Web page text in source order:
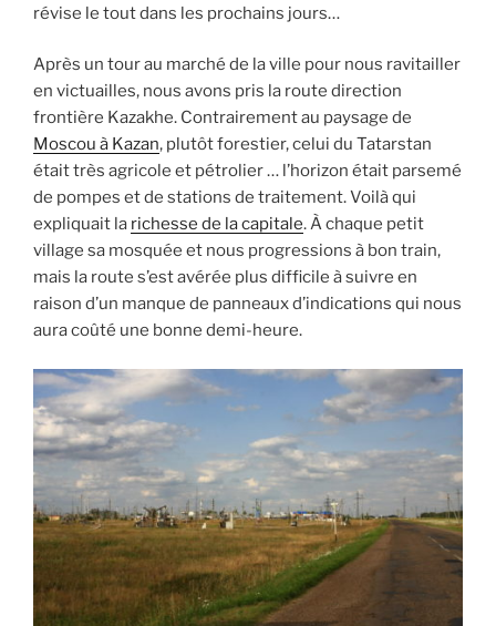
révise le tout dans les prochains jours…
Après un tour au marché de la ville pour nous ravitailler
en victuailles, nous avons pris la route direction
frontière Kazakhe. Contrairement au paysage de
Moscou à Kazan, plutôt forestier, celui du Tatarstan
était très agricole et pétrolier … l’horizon était parsemé
de pompes et de stations de traitement. Voilà qui
expliquait la richesse de la capitale. À chaque petit
village sa mosquée et nous progressions à bon train,
mais la route s’est avérée plus difficile à suivre en
raison d’un manque de panneaux d’indications qui nous
aura coûté une bonne demi-heure.